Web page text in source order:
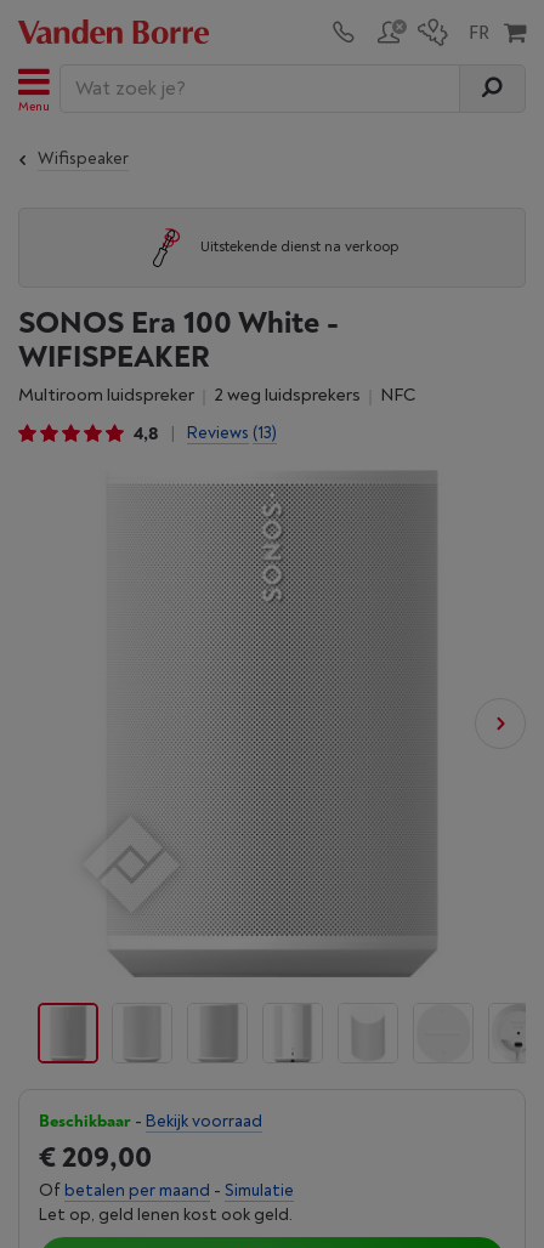
Menu
Wifispeaker
Uitstekende dienst na verkoop
SONOS Era 100 White -
WIFISPEAKER
Multiroom luidspreker 2 weg luidsprekers
NFC
4,8
Reviews (13)
Beschikbaar - Bekijk voorraad
€ 209,00
Of betalen per maand - Simulatie
Let op, geld lenen kost ook geld.